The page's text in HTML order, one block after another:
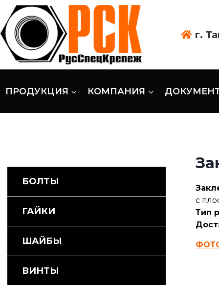
г.
ПРОДУКЦИЯ КОМПАНИЯ
с
Тип
БОЛТЫ
ГАЙКИ
ШАЙБЫ
ВИНТЫ